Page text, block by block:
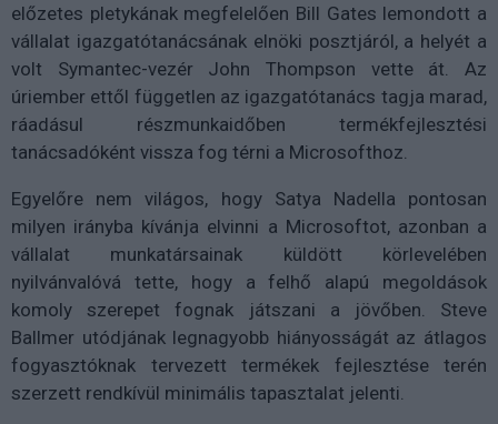
előzetes pletykának megfelelően Bill Gates lemondott a
vállalat igazgatótanácsának elnöki posztjáról, a helyét a
volt Symantec-vezér John Thompson vette át. Az
úriember ettől független az igazgatótanács tagja marad,
ráadásul részmunkaidőben termékfejlesztési
tanácsadóként vissza fog térni a Microsofthoz.
Egyelőre nem világos, hogy Satya Nadella pontosan
milyen irányba kívánja elvinni a Microsoftot, azonban a
vállalat munkatársainak küldött körlevelében
nyilvánvalóvá tette, hogy a felhő alapú megoldások
komoly szerepet fognak játszani a jövőben. Steve
Ballmer utódjának legnagyobb hiányosságát az átlagos
fogyasztóknak tervezett termékek fejlesztése terén
szerzett rendkívül minimális tapasztalat jelenti.